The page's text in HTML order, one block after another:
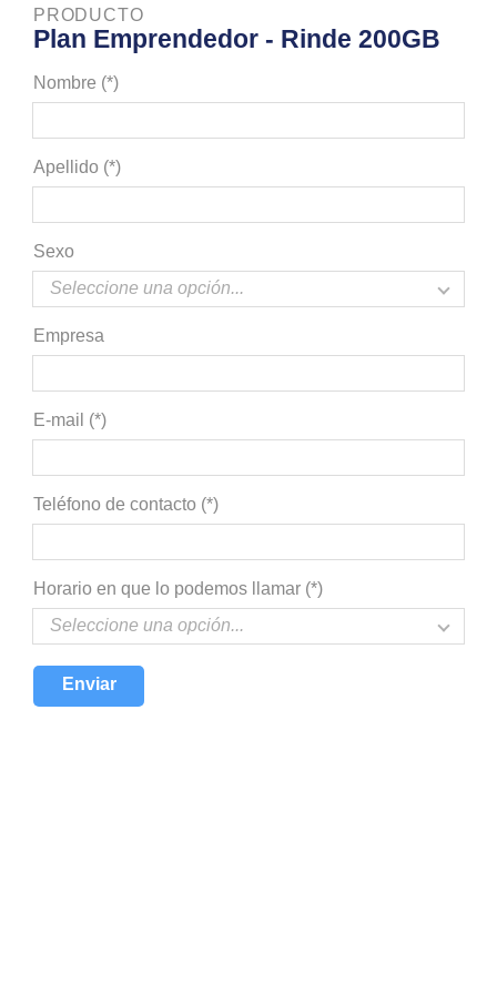
PRODUCTO
Plan Emprendedor - Rinde 200GB
Nombre (*)
Apellido (*)
Sexo
Empresa
E-mail (*)
Teléfono de contacto (*)
Horario en que lo podemos llamar (*)